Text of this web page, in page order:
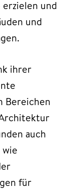
und
und
ihrer
Bereichen
auch
für